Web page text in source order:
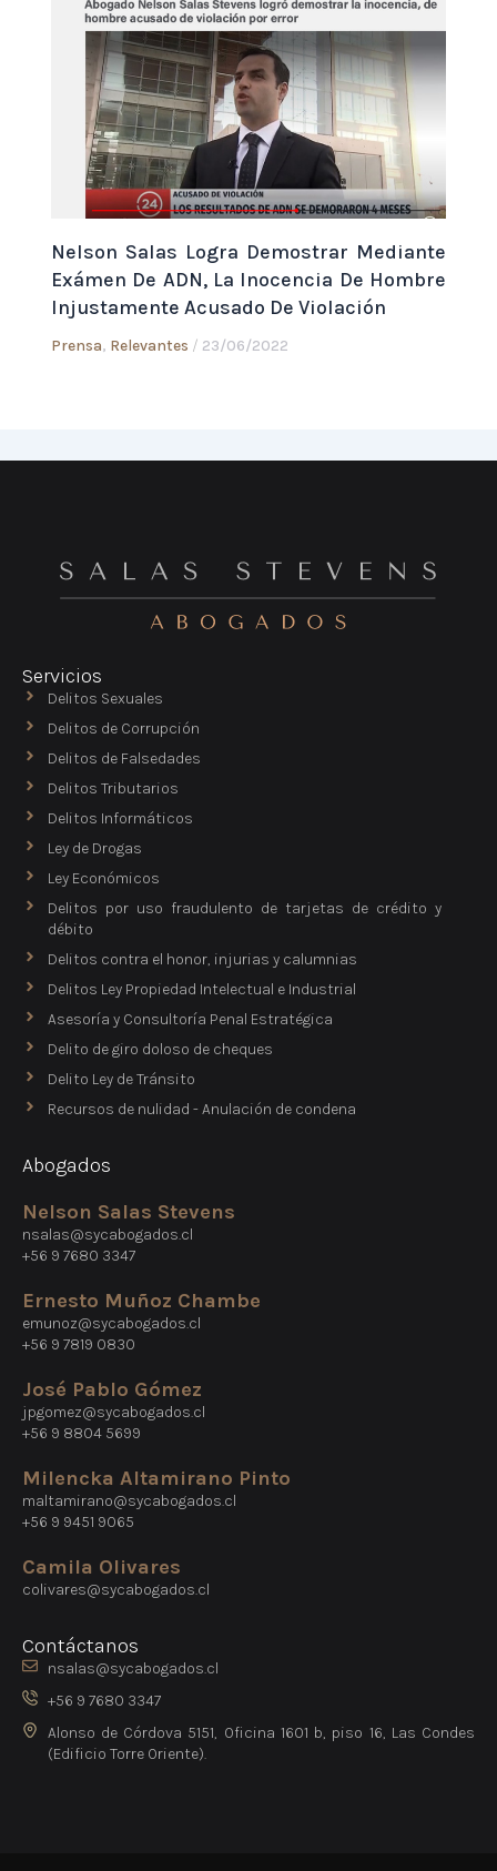
Nelson Salas Logra Demostrar Mediante
Exámen De ADN, La Inocencia De Hombre
Injustamente Acusado De Violación
Prensa, Relevantes / 23/06/2022
Servicios
Delitos Sexuales
Delitos de Corrupción
Delitos de Falsedades
Delitos Tributarios
Delitos Informáticos
Ley de Drogas
Ley Económicos
Delitos por uso fraudulento de tarjetas de crédito y
débito
Delitos contra el honor, injurias y calumnias
Delitos Ley Propiedad Intelectual e Industrial
Asesoría y Consultoría Penal Estratégica
Delito de giro doloso de cheques
Delito Ley de Tránsito
Recursos de nulidad - Anulación de condena
Abogados
Nelson Salas Stevens
nsalas@sycabogados.cl
+56 9 7680 3347
Ernesto Muñoz Chambe
emunoz@sycabogados.cl
+56 9 7819 0830
José Pablo Gómez
jpgomez@sycabogados.cl
+56 9 8804 5699
Milencka Altamirano Pinto
maltamirano@sycabogados.cl
+56 9 9451 9065
Camila Olivares
colivares@sycabogados.cl
Contáctanos
nsalas@sycabogados.cl
+56 9 7680 3347
Alonso de Córdova 5151, Oficina 1601 b, piso 16, Las Condes
(Edificio Torre Oriente).